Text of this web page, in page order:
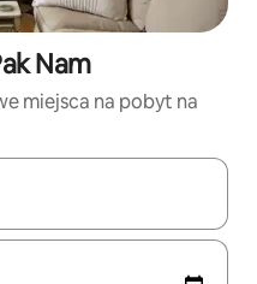
Nam
miejsca na pobyt na
poruszać się po nich za